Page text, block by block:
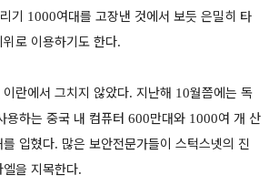
기 1000여대를 고장낸 것에서 보듯 은밀히 타
로 이용하기도 한다.
란에서 그치지 않았다. 지난해 10월쯤에는 독
용하는 중국 내 컴퓨터 600만대와 1000여 개 산
를 입혔다. 많은 보안전문가들이 스턱스넷의 진
을 지목한다.